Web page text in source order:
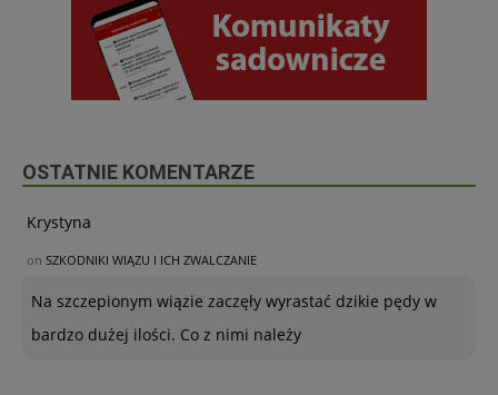
OSTATNIE KOMENTARZE
Krystyna
on SZKODNIKI WIĄZU I ICH ZWALCZANIE
Na szczepionym wiązie zaczęły wyrastać dzikie pędy w
bardzo dużej ilości. Co z nimi należy